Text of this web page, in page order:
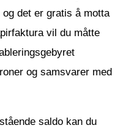
det er gratis å motta
vil du måtte
og samsvarer med
saldo kan du